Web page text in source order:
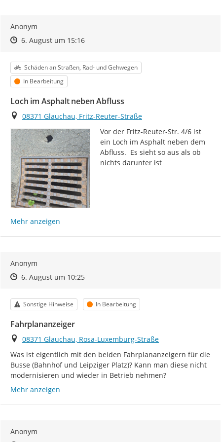
Anonym
Zeitpunkt des Erstellens
Zeitpunkt des Erstellens
6. August um 15:16Zur Äußerung
Kategorie
Schäden an Straßen, Rad- und Gehwegen
Status
In Bearbeitung
Loch im Asphalt neben Abfluss
Ort
08371 Glauchau, Fritz-Reuter-Straße
Vor der Fritz-Reuter-Str. 4/6 ist
ein Loch im Asphalt neben dem
Abfluss.  Es sieht so aus als ob
nichts darunter ist
Mehr anzeigen
Anonym
Zeitpunkt des Erstellens
Zeitpunkt des Erstellens
6. August um 10:25Zur Äußerung
Kategorie
Sonstige Hinweise Status
In Bearbeitung
Fahrplananzeiger
Ort
08371 Glauchau, Rosa-Luxemburg-Straße
Was ist eigentlich mit den beiden Fahrplananzeigern für die
Busse (Bahnhof und Leipziger Platz)? Kann man diese nicht
modernisieren und wieder in Betrieb nehmen?
Mehr anzeigen
Anonym